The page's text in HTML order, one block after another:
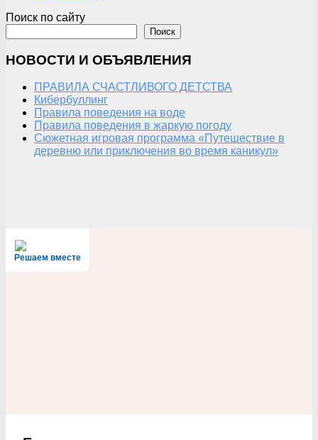
Поиск по сайту
Поиск
НОВОСТИ И ОБЪЯВЛЕНИЯ
ПРАВИЛА СЧАСТЛИВОГО ДЕТСТВА
Кибербуллинг
Правила поведения на воде
Правила поведения в жаркую погоду
Сюжетная игровая программа «Путешествие в
деревню или приключения во время каникул»
Решаем вместе